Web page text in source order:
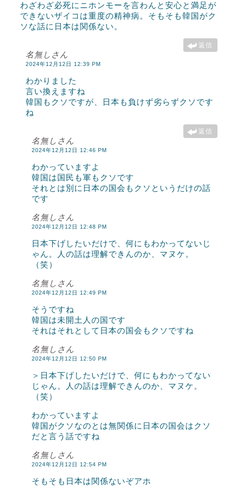
わざわざ必死にニホンモーを言わんと安心と満足が
できないザイコは重度の精神病。そもそも韓国がク
ソな話に日本は関係ない。
返信
名無しさん
2024年12月12日 12:39 PM
わかりました
言い換えますね
韓国もクソですが、日本も負けず劣らずクソです
ね
返信
名無しさん
2024年12月12日 12:46 PM
わかっていますよ
韓国は国民も軍もクソです
それとは別に日本の国会もクソというだけの話
です
名無しさん
2024年12月12日 12:48 PM
日本下げしたいだけで、何にもわかってないじ
ゃん。人の話は理解できんのか、マヌケ。
（笑）
名無しさん
2024年12月12日 12:49 PM
そうですね
韓国は未開土人の国です
それはそれとして日本の国会もクソですね
名無しさん
2024年12月12日 12:50 PM
＞日本下げしたいだけで、何にもわかってない
じゃん。人の話は理解できんのか、マヌケ。
（笑）
わかっていますよ
韓国がクソなのとは無関係に日本の国会はクソ
だと言う話ですね
名無しさん
2024年12月12日 12:54 PM
そもそも日本は関係ないぞアホ